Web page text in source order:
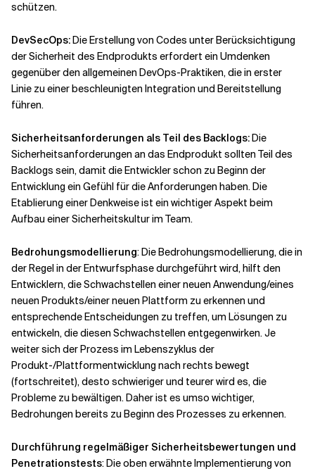
schützen.
DevSecOps:Die Erstellung von Codes unter Berücksichtigung
der Sicherheit des Endprodukts erfordert ein Umdenken
gegenüber den allgemeinen DevOps-Praktiken, die in erster
Linie zu einer beschleunigten Integration und Bereitstellung
führen.
Sicherheitsanforderungen als Teil des Backlogs:Die
Sicherheitsanforderungen an das Endprodukt sollten Teil des
Backlogs sein, damit die Entwickler schon zu Beginn der
Entwicklung ein Gefühl für die Anforderungen haben. Die
Etablierung einer Denkweise ist ein wichtiger Aspekt beim
Aufbau einer Sicherheitskultur im Team.
Bedrohungsmodellierung: Die Bedrohungsmodellierung, die in
der Regel in der Entwurfsphase durchgeführt wird, hilft den
Entwicklern, die Schwachstellen einer neuen Anwendung/eines
neuen Produkts/einer neuen Plattform zu erkennen und
entsprechende Entscheidungen zu treffen, um Lösungen zu
entwickeln, die diesen Schwachstellen entgegenwirken. Je
weiter sich der Prozess im Lebenszyklus der
Produkt-/Plattformentwicklung nach rechts bewegt
(fortschreitet), desto schwieriger und teurer wird es, die
Probleme zu bewältigen. Daher ist es umso wichtiger,
Bedrohungen bereits zu Beginn des Prozesses zu erkennen.
Durchführung regelmäßiger Sicherheitsbewertungen und
Penetrationstests: Die oben erwähnte Implementierung von